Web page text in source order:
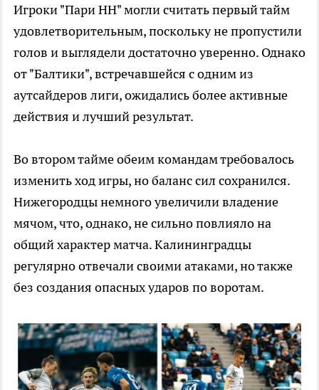
Игроки "Пари НН" могли считать первый тайм
удовлетворительным, поскольку не пропустили
голов и выглядели достаточно уверенно. Однако
от "Балтики", встречавшейся с одним из
аутсайдеров лиги, ожидались более активные
действия и лучший результат.
Во втором тайме обеим командам требовалось
изменить ход игры, но баланс сил сохранился.
Нижегородцы немного увеличили владение
мячом, что, однако, не сильно повлияло на
общий характер матча. Калининградцы
регулярно отвечали своими атаками, но также
без создания опасных ударов по воротам.